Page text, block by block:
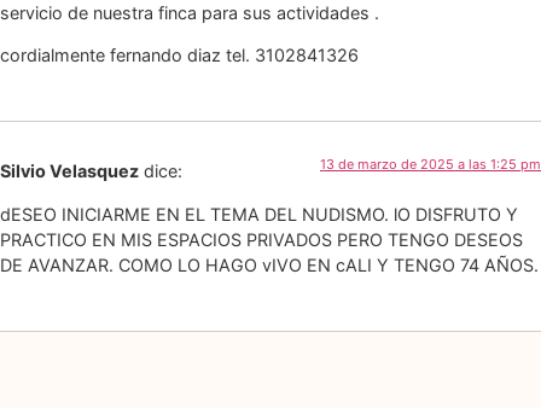
servicio de nuestra finca para sus actividades .
cordialmente fernando diaz tel. 3102841326
Silvio Velasquez dice: 13 de marzo de 2025 a las 1:25 pm
dESEO INICIARME EN EL TEMA DEL NUDISMO. lO DISFRUTO Y
PRACTICO EN MIS ESPACIOS PRIVADOS PERO TENGO DESEOS
DE AVANZAR. COMO LO HAGO vIVO EN cALI Y TENGO 74 AÑOS.